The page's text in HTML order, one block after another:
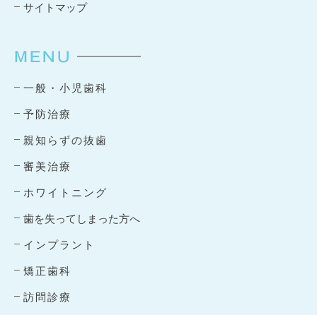
サイトマップ
MENU
一般・小児歯科
予防治療
親知らずの抜歯
審美治療
ホワイトニング
歯を失ってしまった方へ
インプラント
矯正歯科
訪問診療